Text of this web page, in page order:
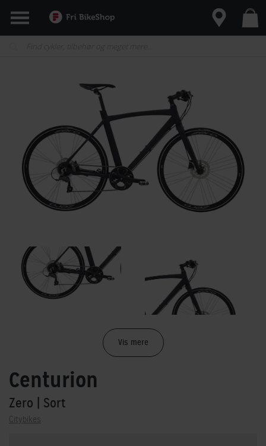
Vis mere
Centurion
Zero | Sort
Citybikes